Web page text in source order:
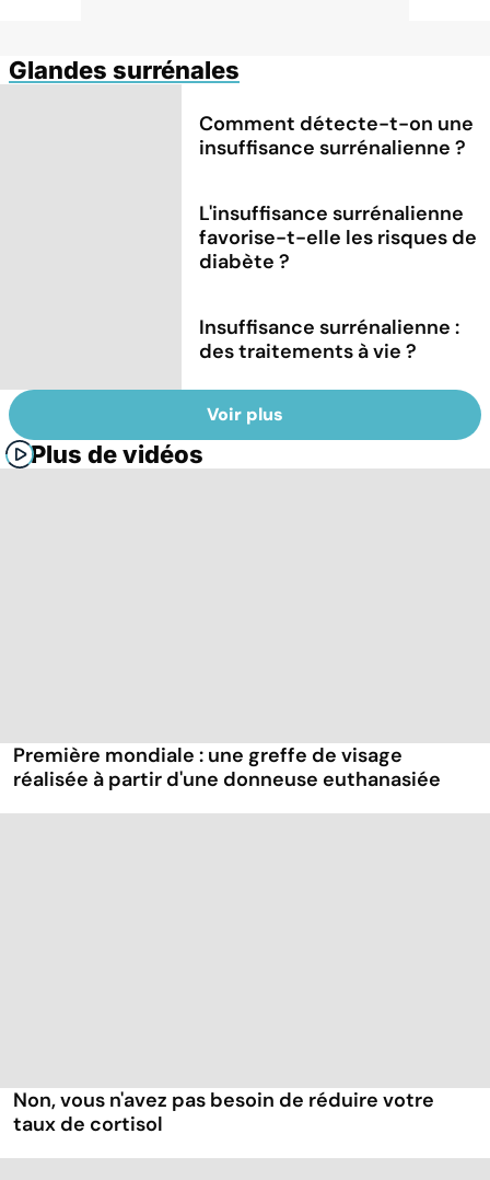
Glandes surrénales
Comment détecte-t-on une
insuffisance surrénalienne ?
L'insuffisance surrénalienne
favorise-t-elle les risques de
diabète ?
Insuffisance surrénalienne :
des traitements à vie ?
Voir plus
Plus de vidéos
Première mondiale : une greffe de visage
réalisée à partir d'une donneuse euthanasiée
Non, vous n'avez pas besoin de réduire votre
taux de cortisol